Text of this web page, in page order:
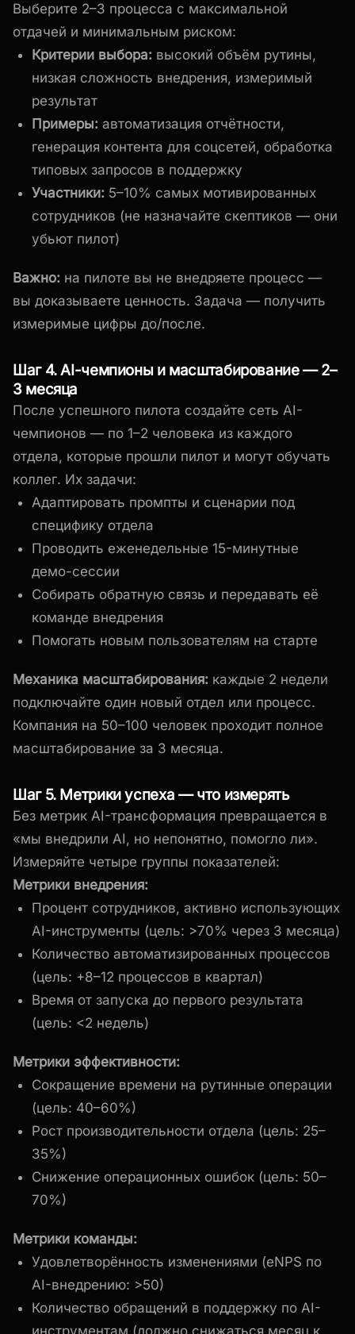
Выберите 2–3 процесса с максимальной
отдачей и минимальным риском:
Критерии выбора: высокий объём рутины,
низкая сложность внедрения, измеримый
результат
Примеры: автоматизация отчётности,
генерация контента для соцсетей, обработка
типовых запросов в поддержку
Участники: 5–10% самых мотивированных
сотрудников (не назначайте скептиков — они
убьют пилот)
Важно: на пилоте вы не внедряете процесс —
вы доказываете ценность. Задача — получить
измеримые цифры до/после.
Шаг 4. AI-чемпионы и масштабирование — 2–
3 месяца
После успешного пилота создайте сеть AI-
чемпионов — по 1–2 человека из каждого
отдела, которые прошли пилот и могут обучать
коллег. Их задачи:
Адаптировать промпты и сценарии под
специфику отдела
Проводить еженедельные 15-минутные
демо-сессии
Собирать обратную связь и передавать её
команде внедрения
Помогать новым пользователям на старте
Механика масштабирования: каждые 2 недели
подключайте один новый отдел или процесс.
Компания на 50–100 человек проходит полное
масштабирование за 3 месяца.
Шаг 5. Метрики успеха — что измерять
Без метрик AI-трансформация превращается в
«мы внедрили AI, но непонятно, помогло ли».
Измеряйте четыре группы показателей:
Метрики внедрения:
Процент сотрудников, активно использующих
AI-инструменты (цель: >70% через 3 месяца)
Количество автоматизированных процессов
(цель: +8–12 процессов в квартал)
Время от запуска до первого результата
(цель: <2 недель)
Метрики эффективности:
Сокращение времени на рутинные операции
(цель: 40–60%)
Рост производительности отдела (цель: 25–
35%)
Снижение операционных ошибок (цель: 50–
70%)
Метрики команды:
Удовлетворённость изменениями (eNPS по
AI-внедрению: >50)
Количество обращений в поддержку по AI-